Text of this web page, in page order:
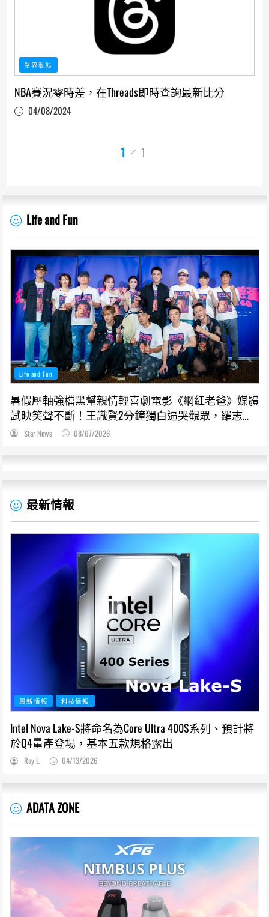
業界動態
NBA賽況零時差，在Threads即時查詢最新比分
04/08/2024
1 1
Life and Fun
Life and Fun
暑假壓軸強檔黑幫親情輕喜劇電影《網紅老爸》媒體
試映笑聲不斷！王識賢2分鐘獨白逼哭觀眾，羅志
祥、張懷秋受封搞笑MVP
Star News 08/07/2026
最新情報
最新情報 科技情報
Intel Nova Lake-S將命名為Core Ultra 400S系列、預計將
於Q4量產登場，基本五款規格露出
Ray L. 04/13/2026
ADATA ZONE